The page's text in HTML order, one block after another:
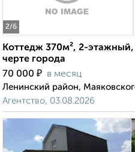
2/6
Коттедж 370м², 2-
черте города
70 000 ₽ в месяц
Ленинский район,
Агентство, 03.08.2026